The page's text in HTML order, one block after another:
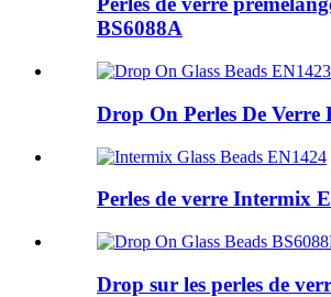
BS6088A
Drop On Perles De Verre
Perles de verre Intermix
Drop sur les perles de